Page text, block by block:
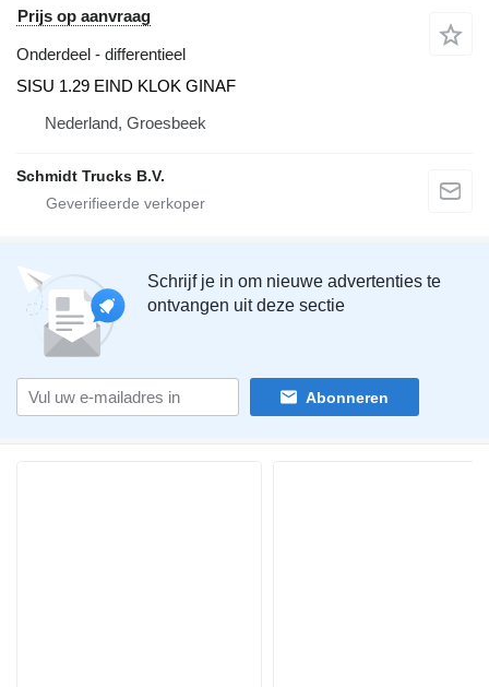
Prijs op aanvraag
Onderdeel - differentieel
SISU 1.29 EIND KLOK GINAF
Nederland, Groesbeek
Schmidt Trucks B.V.
Schrijf je in om nieuwe advertenties te
ontvangen uit deze sectie
Abonneren